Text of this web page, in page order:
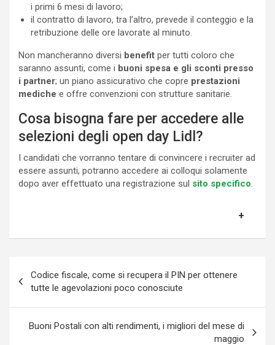
i primi 6 mesi di lavoro;
il contratto di lavoro, tra l’altro, prevede il conteggio e la
retribuzione delle ore lavorate al minuto.
Non mancheranno diversi benefit per tutti coloro che
saranno assunti, come i buoni spesa e gli sconti presso
i partner; un piano assicurativo che copre prestazioni
mediche e offre convenzioni con strutture sanitarie.
Cosa bisogna fare per accedere alle
selezioni degli open day Lidl?
I candidati che vorranno tentare di convincere i recruiter ad
essere assunti, potranno accedere ai colloqui solamente
dopo aver effettuato una registrazione sul sito specifico
articoli
Codice fiscale, come si recupera il PIN per ottenere
tutte le agevolazioni poco conosciute
Buoni Postali con alti rendimenti, i migliori del mese di
maggio